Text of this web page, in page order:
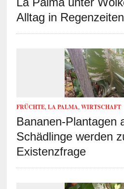
Alltag in Regenzeiten
FRÜCHTE, LA PALMA, WIRTSCHAFT
Bananen-Plantagen
Schädlinge werden
Existenzfrage